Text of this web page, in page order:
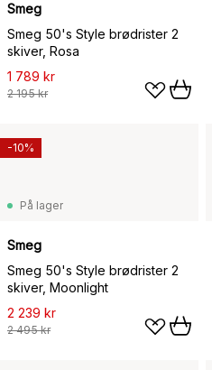
Smeg
Smeg 50's Style brødrister 2
skiver, Rosa
1 789 kr
2 195 kr
På lager
Smeg
Smeg 50's Style brødrister 2
skiver, Moonlight
2 239 kr
2 495 kr
-10%